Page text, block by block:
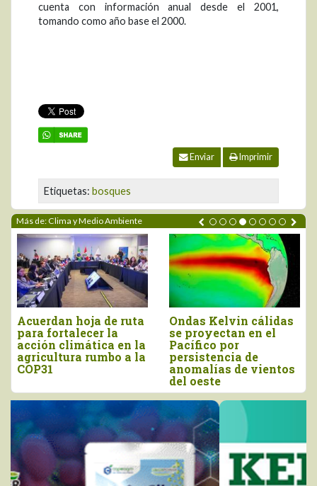
cuenta con información anual desde el 2001,
tomando como año base el 2000.
Enviar Imprimir
Etiquetas: bosques
Más de: Clima y Medio Ambiente
“El agro debe
prepararse con
anticipación para
enfrentar los efectos
del Niño Costero”
DRA Piura se prepara
ante posible escenario
de El Niño Costero